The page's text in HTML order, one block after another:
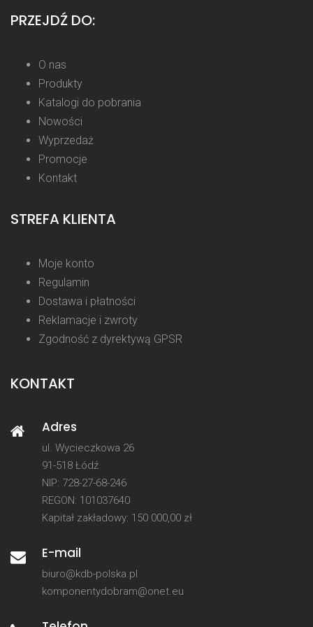
PRZEJDŹ DO:
O nas
Produkty
Katalogi do pobrania
Nowości
Wyprzedaż
Promocje
Kontakt
STREFA KLIENTA
Moje konto
Regulamin
Dostawa i płatności
Reklamacje i zwroty
Zgodność z dyrektywą GPSR
KONTAKT
Adres
ul. Wycieczkowa 26
91-518 Łódź
NIP: 728-27-68-246
REGON: 101037640
Kapitał zakładowy: 150 000,00 zł
E-mail
biuro@kdb-polska.pl
komponentydobram@onet.eu